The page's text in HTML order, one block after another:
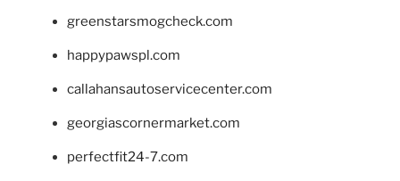
greenstarsmogcheck.com
happypawspl.com
callahansautoservicecenter.com
georgiascornermarket.com
perfectfit24-7.com